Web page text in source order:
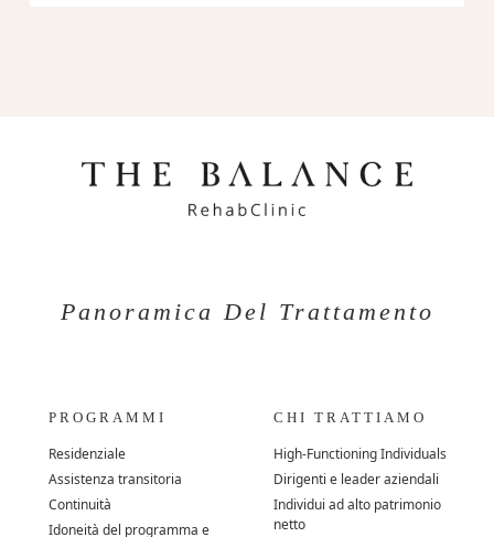
Panoramica Del Trattamento
PROGRAMMI
Residenziale
Assistenza transitoria
Continuità
Idoneità del programma e
CHI TRATTIAMO
High-Functioning Individuals
Dirigenti e leader aziendali
Individui ad alto patrimonio
netto